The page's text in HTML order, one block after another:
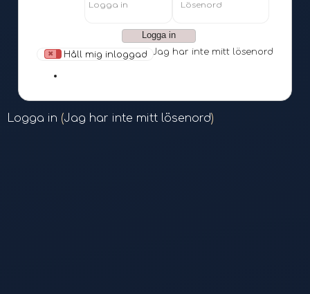
Logga in Lösenord
Håll mig inloggad Jag har inte mitt lösenord
Logga in (Jag har inte mitt lösenord)